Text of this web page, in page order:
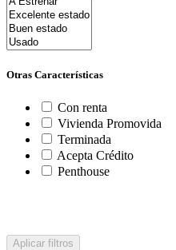
Otras Características
Con renta
Vivienda Promovida
Terminada
Acepta Crédito
Penthouse
Aplicar filtros